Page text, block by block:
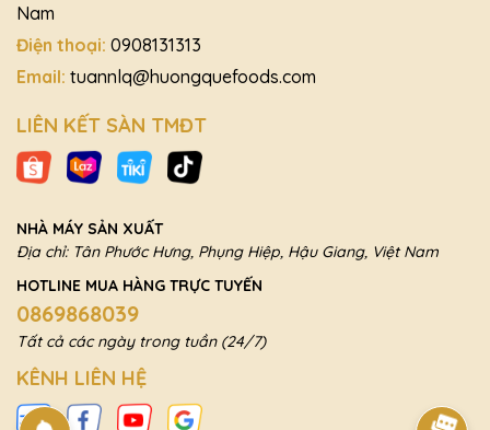
Nam
Điện thoại: 0908131313
Email: tuannlq@huongquefoods.com
LIÊN KẾT SÀN TMĐT
NHÀ MÁY SẢN XUẤT
Địa chỉ: Tân Phước Hưng, Phụng Hiệp, Hậu Giang, Việt Nam
HOTLINE MUA HÀNG TRỰC TUYẾN
0869868039
Tất cả các ngày trong tuần (24/7)
KÊNH LIÊN HỆ